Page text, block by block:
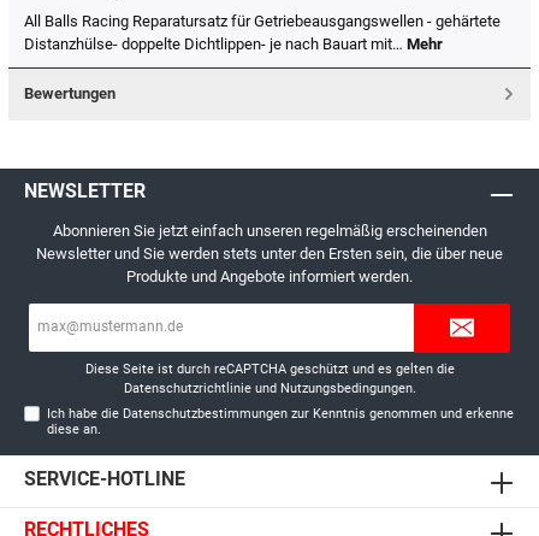
All Balls Racing Reparatursatz für Getriebeausgangswellen - gehärtete
Distanzhülse- doppelte Dichtlippen- je nach Bauart mit… Mehr
Bewertungen
NEWSLETTER
Abonnieren Sie jetzt einfach unseren regelmäßig erscheinenden
Newsletter und Sie werden stets unter den Ersten sein, die über neue
Produkte und Angebote informiert werden.
Diese Seite ist durch reCAPTCHA geschützt und es gelten die
Datenschutzrichtlinieund Nutzungsbedingungen.
Ich habe die Datenschutzbestimmungen zur Kenntnis genommen und erkenne
diese an.
SERVICE-HOTLINE
RECHTLICHES